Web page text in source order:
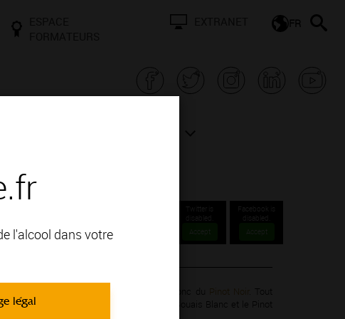
l'alcool dans votre
légal
FR
Twitter is
disabled.
Accept
Facebook is
disabled.
Accept
communes
à la famille des Noiriens et descend donc du Pinot Noir . Tout
, il est issu d’un croisement entre le Gouais Blanc et le Pinot